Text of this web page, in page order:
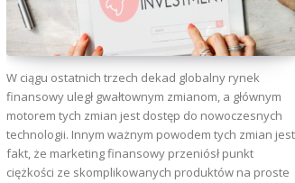
W ciągu ostatnich trzech dekad globalny rynek
finansowy uległ gwałtownym zmianom, a głównym
motorem tych zmian jest dostęp do nowoczesnych
technologii. Innym ważnym powodem tych zmian jest
fakt, że marketing finansowy przeniósł punkt
ciężkości ze skomplikowanych produktów na proste